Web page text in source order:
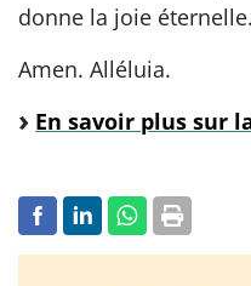
donne la joie éternelle.
Amen. Alléluia.
En savoir plus sur